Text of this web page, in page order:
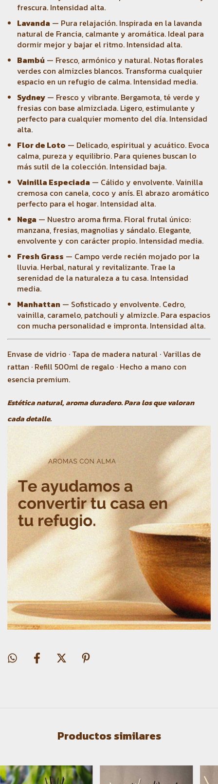
frescura. Intensidad alta.
Lavanda — Pura relajación. Inspirada en la lavanda
natural de Francia, calmante y aromática. Ideal para
dormir mejor y bajar el ritmo. Intensidad alta.
Bambú — Fresco, armónico y natural. Notas florales
verdes con almizcles blancos. Transforma cualquier
espacio en un refugio de calma. Intensidad media.
Sydney — Fresco y vibrante. Bergamota, té verde y
fresias con base almizclada. Ligero, estimulante y
perfecto para cualquier momento del día. Intensidad
alta.
Flor de Loto — Delicado, espiritual y acuático. Evoca
calma, pureza y equilibrio. Para quienes buscan lo
más sutil de la colección. Intensidad baja.
Vainilla Especiada — Cálido y envolvente. Vainilla
cremosa con canela, coco y anís. El abrazo aromático
perfecto para el hogar. Intensidad alta.
Nega — Nuestro aroma firma. Floral frutal único:
manzana, fresias, magnolias y sándalo. Elegante,
envolvente y con carácter propio. Intensidad media.
Fresh Grass — Campo verde recién mojado por la
lluvia. Herbal, natural y revitalizante. Trae la
serenidad de la naturaleza a tu casa. Intensidad
media.
Manhattan — Sofisticado y envolvente. Cedro,
vainilla, caramelo, patchouli y almizcle. Para espacios
con mucha personalidad e impronta. Intensidad alta.
Envase de vidrio · Tapa de madera natural · Varillas de
rattan · Refill 500ml de regalo · Hecho a mano con
esencia premium.
Estética natural, aroma duradero. Para los que valoran
cada detalle.
Productos similares